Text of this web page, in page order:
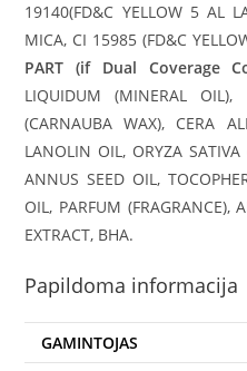
19140(FD&C YELLOW 5 AL
MICA, CI 15985 (FD&C
PART (if Dual Coverage
LIQUIDUM (MINERAL OIL),
(CARNAUBA WAX), CERA
LANOLIN OIL, ORYZA
ANNUS SEED OIL,
OIL, PARFUM (FRAGRANCE),
EXTRACT, BHA.
Papildoma informacija
GAMINTOJAS